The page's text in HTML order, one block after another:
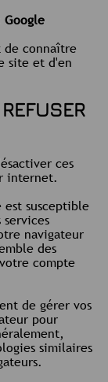
Google
de connaître
site et d'en
ces
internet.
est susceptible
navigateur
des
compte
de gérer vos
pour
similaires